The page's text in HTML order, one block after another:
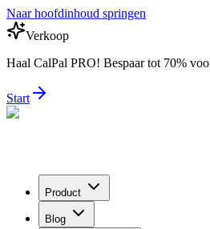
Naar hoofdinhoud springen
Verkoop
Haal CalPal PRO! Bespaar tot 70%
Start
Product
Blog